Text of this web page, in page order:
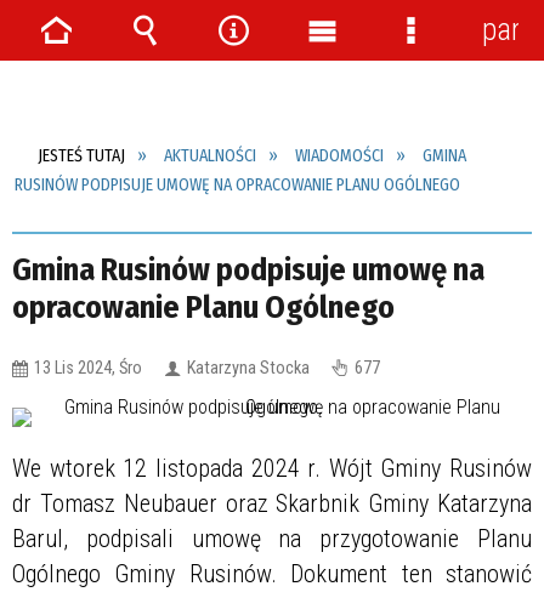
JESTEŚ TUTAJ AKTUALNOŚCI WIADOMOŚCI
GMINA
RUSINÓW PODPISUJE UMOWĘ NA OPRACOWANIE PLANU OGÓLNEGO
Gmina Rusinów podpisuje umowę na
opracowanie Planu Ogólnego
13 Lis 2024, Śro Katarzyna Stocka 677
We wtorek 12 listopada 2024 r. Wójt Gminy Rusinów
dr Tomasz Neubauer oraz Skarbnik Gminy Katarzyna
Barul, podpisali umowę na przygotowanie Planu
Ogólnego Gminy Rusinów. Dokument ten stanowić
Strona Wyszukiwarka
NarzędziaMenu
Menu
panel